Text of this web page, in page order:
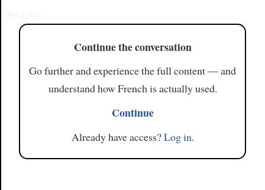
Continue the conversation
Go further and experience the full content — and
understand how French is actually used.
Continue
Already have access?Log in.